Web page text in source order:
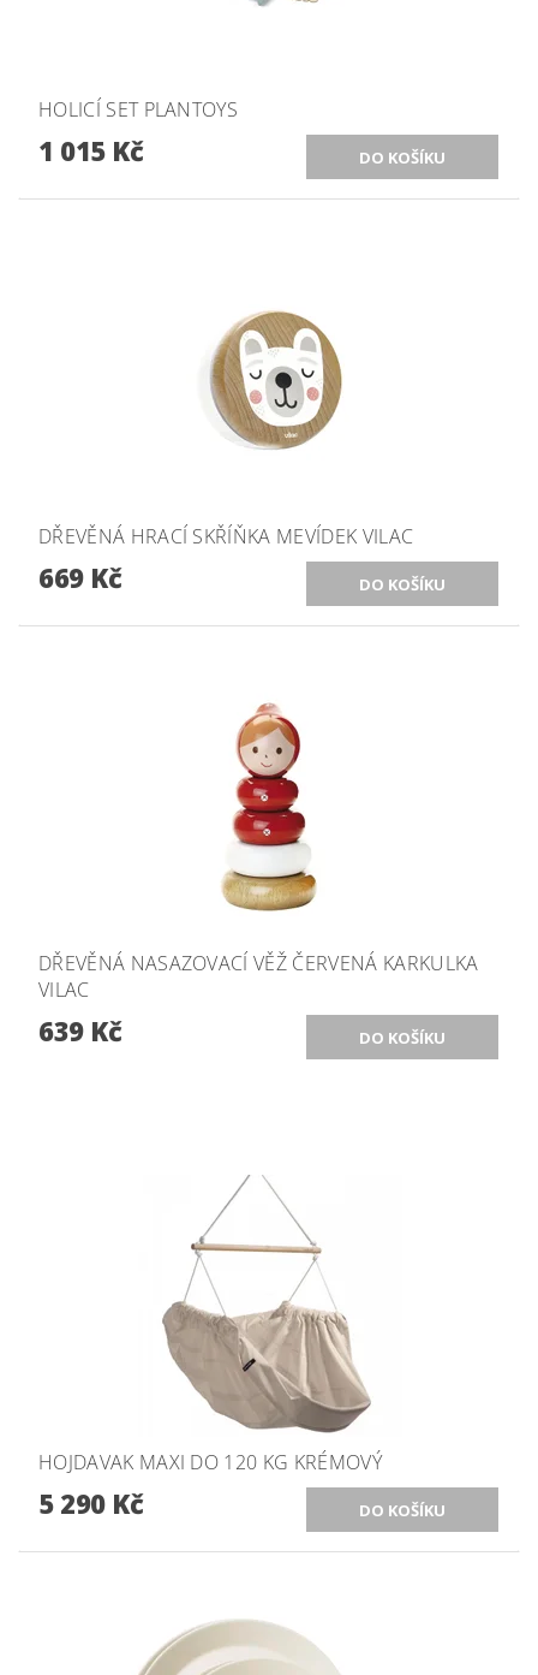
HOLICÍ SET PLANTOYS
1 015 Kč
DŘEVĚNÁ HRACÍ SKŘÍŇKA MEVÍDEK VILAC
669 Kč
DŘEVĚNÁ NASAZOVACÍ VĚŽ ČERVENÁ KARKULKA
VILAC
639 Kč
HOJDAVAK MAXI DO 120 KG KRÉMOVÝ
5 290 Kč